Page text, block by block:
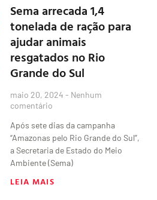
Sema arrecada 1,4
tonelada de ração para
ajudar animais
resgatados no Rio
Grande do Sul
maio 20, 2024 Nenhum
comentário
Após sete dias da campanha
“Amazonas pelo Rio Grande do Sul”,
a Secretaria de Estado do Meio
Ambiente (Sema)
LEIA MAIS